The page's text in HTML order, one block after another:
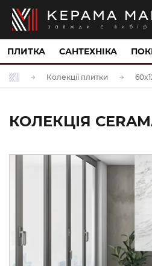
ПЛИТКА САНТЕХНІКА
Колекції плитки
КОЛЕКЦІЯ